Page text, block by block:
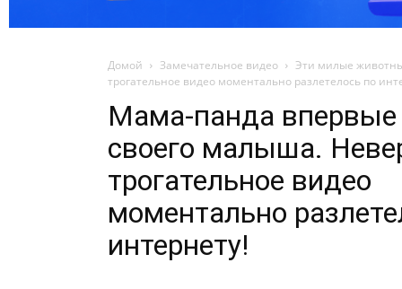
Домой Замечательное видео
Эти милые
трогательное видео моментально разлетелось по
Мама-панда впервые
своего малыша.
трогательное видео
моментально
интернету!